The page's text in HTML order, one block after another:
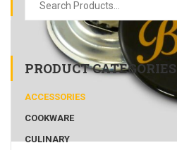
PRODUCT CATEGORIES
ACCESSORIES
COOKWARE
CULINARY